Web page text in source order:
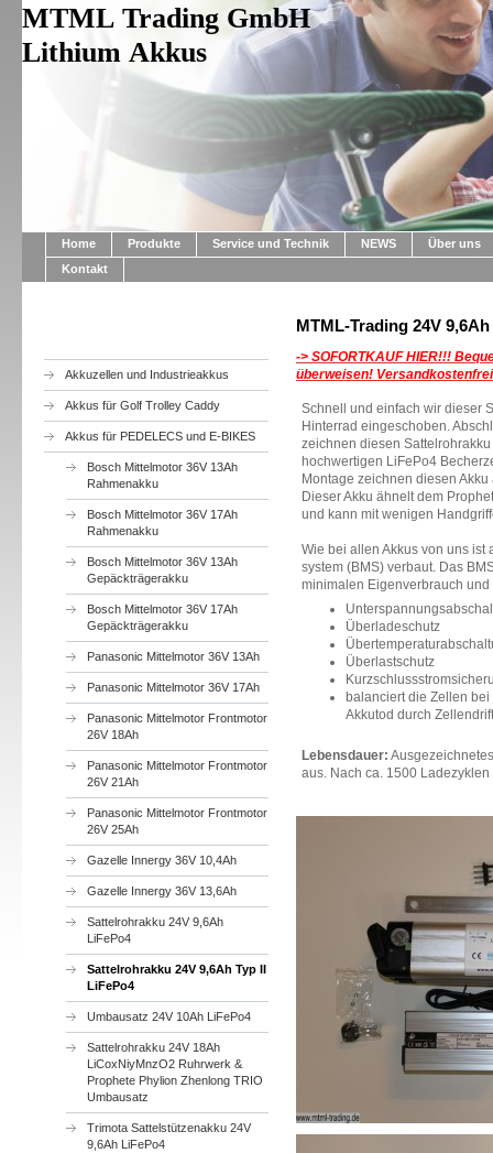
MTML Trading GmbH
Lithium Akkus
Home Produkte Service und Technik NEWS
Über uns
Kontakt
Akkuzellen und Industrieakkus
Akkus für Golf Trolley Caddy
Akkus für PEDELECS und E-BIKES
Bosch Mittelmotor 36V 13Ah
Rahmenakku
Bosch Mittelmotor 36V 17Ah
Rahmenakku
Bosch Mittelmotor 36V 13Ah
Gepäckträgerakku
Bosch Mittelmotor 36V 17Ah
Gepäckträgerakku
Panasonic Mittelmotor 36V 13Ah
Panasonic Mittelmotor 36V 17Ah
Panasonic Mittelmotor Frontmotor
26V 18Ah
Panasonic Mittelmotor Frontmotor
26V 21Ah
Panasonic Mittelmotor Frontmotor
26V 25Ah
Gazelle Innergy 36V 10,4Ah
Gazelle Innergy 36V 13,6Ah
Sattelrohrakku 24V 9,6Ah
LiFePo4
Sattelrohrakku 24V 9,6Ah Typ II
LiFePo4
Umbausatz 24V 10Ah LiFePo4
Sattelrohrakku 24V 18Ah
LiCoxNiyMnzO2 Ruhrwerk &
Prophete Phylion Zhenlong TRIO
Umbausatz
Trimota Sattelstützenakku 24V
9,6Ah LiFePo4
MTML-Trading 24V
-> SOFORTKAUF HIER!!!
überweisen!
Schnell und einfach wir dieser
Hinterrad eingeschoben.
zeichnen diesen
hochwertigen LiFePo4
Montage zeichnen diesen Akku
Dieser Akku ähnelt dem
und kann mit wenigen
Wie bei allen Akkus von uns
system (BMS) verbaut. Das
minimalen Eigenverbrauch
Überladeschutz
Überlastschutz
balanciert die Zellen
Akkutod durch
Lebensdauer:
aus. Nach ca. 1500